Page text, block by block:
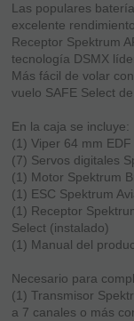
Las populares
excelente
Receptor Spektrum
tecnología DSMX
Más fácil de volar
vuelo SAFE Select
En la caja se incluye:
(1) Viper 64 mm EDF
(7) Servos digitales
(1) Motor Spektrum
(1) ESC Spektrum
(1) Receptor
Select (instalado)
(1) Manual del
Necesario para
(1) Transmisor
a 7 canales o más